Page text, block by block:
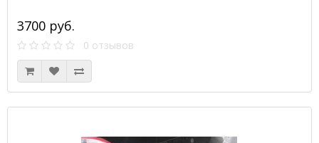
3700 руб.
0 отзывов